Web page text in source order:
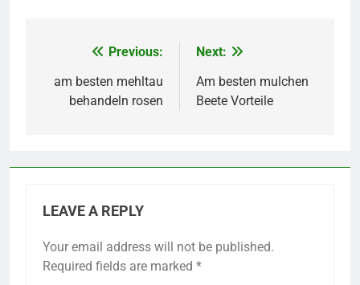
navigation
Previous:
am besten mehltau
behandeln rosen
Next:
Am besten mulchen
Beete Vorteile
LEAVE A REPLY
Your email address will not be published.
Required fields are marked *